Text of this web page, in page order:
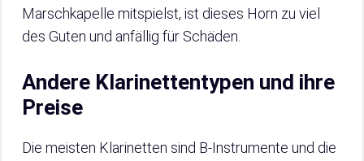
Marschkapelle mitspielst, ist dieses Horn zu viel
des Guten und anfällig für Schäden.
Andere Klarinettentypen und ihre
Preise
Die meisten Klarinetten sind B-Instrumente und die